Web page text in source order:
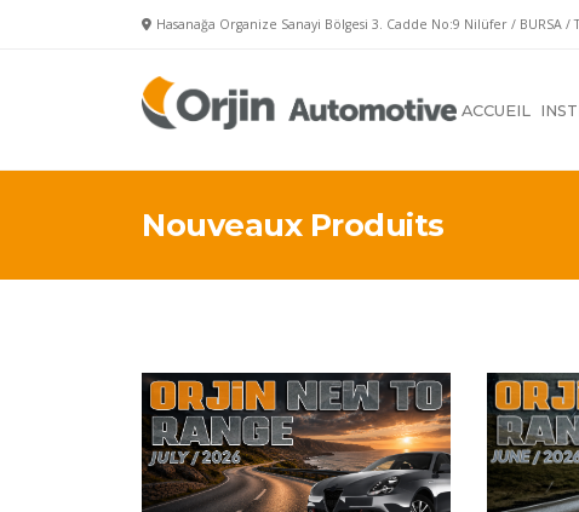
Hasanağa Organize Sanayi Bölgesi 3. Cadde No:9 Nilüfer / BURSA /
ACCUEIL
Nouveaux Produits